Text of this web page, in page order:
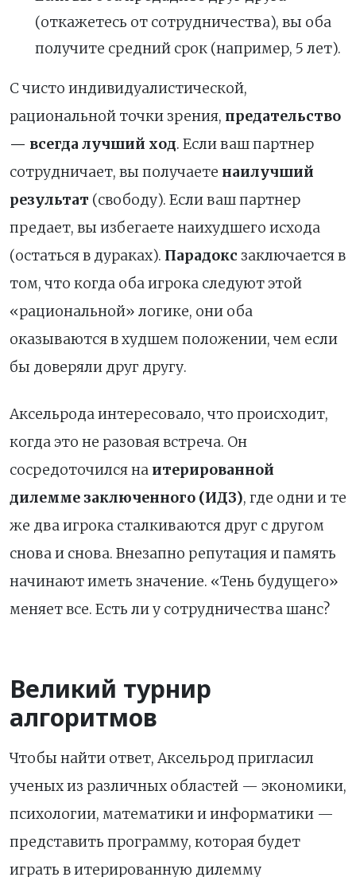
(откажетесь от сотрудничества), вы оба
получите средний срок (например, 5 лет).
С чисто индивидуалистической,
рациональной точки зрения, предательство
— всегда лучший ход. Если ваш партнер
сотрудничает, вы получаете наилучший
результат (свободу). Если ваш партнер
предает, вы избегаете наихудшего исхода
(остаться в дураках). Парадокс заключается в
том, что когда оба игрока следуют этой
«рациональной» логике, они оба
оказываются в худшем положении, чем если
бы доверяли друг другу.
Аксельрода интересовало, что происходит,
когда это не разовая встреча. Он
сосредоточился на итерированной
дилемме заключенного (ИДЗ), где одни и те
же два игрока сталкиваются друг с другом
снова и снова. Внезапно репутация и память
начинают иметь значение. «Тень будущего»
меняет все. Есть ли у сотрудничества шанс?
Великий турнир
алгоритмов
Чтобы найти ответ, Аксельрод пригласил
ученых из различных областей — экономики,
психологии, математики и информатики —
представить программу, которая будет
играть в итерированную дилемму